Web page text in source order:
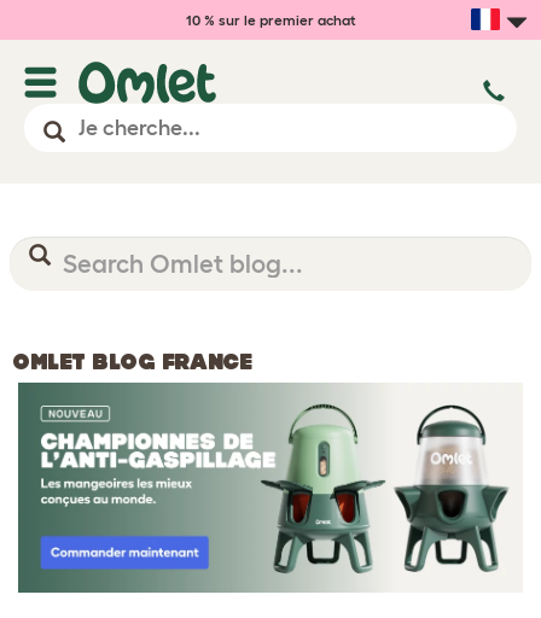
10 % sur le premier achat
OMLET BLOG FRANCE